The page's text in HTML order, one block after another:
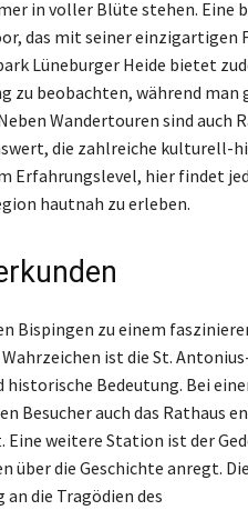
in voller Blüte stehen. Eine
das mit seiner einzigartigen
Lüneburger Heide bietet
zu beobachten, während man
Wandertouren sind auch
die zahlreiche kulturell-
Erfahrungslevel, hier findet
hautnah zu erleben.
Bispingen zu einem
ist die St.
Bedeutung. Bei
Besucher auch das Rathaus
weitere Station ist der
über die Geschichte anregt. Die
die Tragödien des